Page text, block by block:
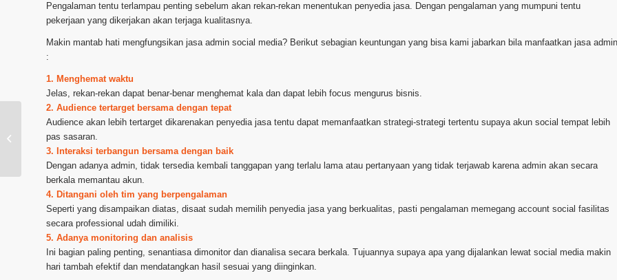
Pengalaman tentu terlampau penting sebelum akan rekan-rekan menentukan penyedia jasa. Dengan pengalaman yang mumpuni tentu
pekerjaan yang dikerjakan akan terjaga kualitasnya.
Makin mantab hati mengfungsikan jasa admin social media? Berikut sebagian keuntungan yang bisa kami jabarkan bila manfaatkan jasa admin
:
1. Menghemat waktu
Jelas, rekan-rekan dapat benar-benar menghemat kala dan dapat lebih focus mengurus bisnis.
2. Audience tertarget bersama dengan tepat
Audience akan lebih tertarget dikarenakan penyedia jasa tentu dapat memanfaatkan strategi-strategi tertentu supaya akun social tempat lebih
pas sasaran.
3. Interaksi terbangun bersama dengan baik
Dengan adanya admin, tidak tersedia kembali tanggapan yang terlalu lama atau pertanyaan yang tidak terjawab karena admin akan secara
berkala memantau akun.
4. Ditangani oleh tim yang berpengalaman
Seperti yang disampaikan diatas, disaat sudah memilih penyedia jasa yang berkualitas, pasti pengalaman memegang account social fasilitas
secara professional udah dimiliki.
5. Adanya monitoring dan analisis
Ini bagian paling penting, senantiasa dimonitor dan dianalisa secara berkala. Tujuannya supaya apa yang dijalankan lewat social media makin
hari tambah efektif dan mendatangkan hasil sesuai yang diinginkan.
Tanjungbalai